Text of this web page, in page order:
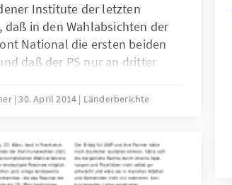
Institute der letzten
daß in den Wahlabsichten der
National die ersten beiden
daß der PS nur an dritter
30. April 2014 Länderberichte